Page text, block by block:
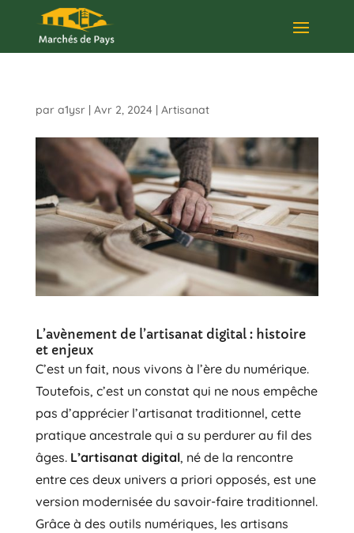
par a1ysr| Avr 2, 2024| Artisanat
L’avènement de l’artisanat digital : histoire
et enjeux
C’est un fait, nous vivons à l’ère du numérique.
Toutefois, c’est un constat qui ne nous empêche
pas d’apprécier l’artisanat traditionnel, cette
pratique ancestrale qui a su perdurer au fil des
âges. L’artisanat digital, né de la rencontre
entre ces deux univers a priori opposés, est une
version modernisée du savoir-faire traditionnel.
Grâce à des outils numériques, les artisans